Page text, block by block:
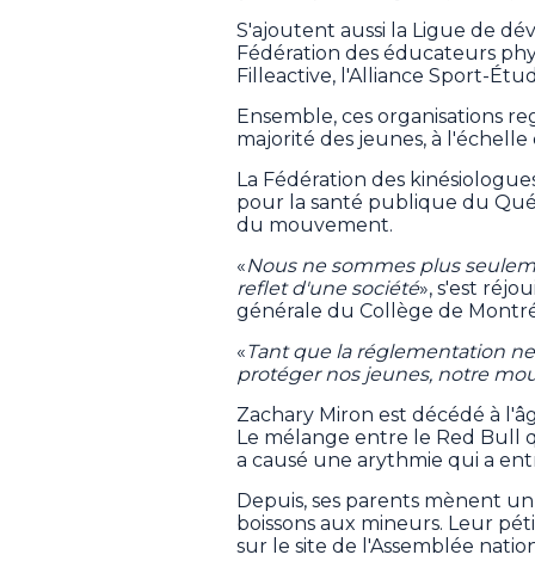
S'ajoutent aussi la Ligue de
Fédération des éducateurs
Filleactive, l'Alliance Sport-
Ensemble, ces organisations
majorité des jeunes, à l'échelle
La Fédération des
pour la santé publique du
du mouvement.
«Nous ne sommes plus
reflet d'une société», s'est
générale du Collège de
«Tant que la réglementation
protéger nos jeunes, notre
Zachary Miron est décédé à
Le mélange entre le Red Bull
a causé une arythmie qui a
Depuis, ses parents mènent
boissons aux mineurs. Leur
sur le site de l'Assemblée